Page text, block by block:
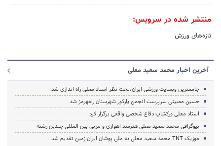
منتشر شده در سرویس:
تازه‌های ورزش
آخرین اخبار محمد سعید معلی
جامعترین وبسایت ورزشی ایران،تحت نظر استاد معلی راه اندازی شد
حسین ممبینی سرپرست انجمن پارکور شهرستان رامهرمز شد
استاد معلی ورکشاپ دفاع شخصی واقعی برگزار کرد
بیوگرافی محمد سعید معلی هنرمند اهوازی و مربی بین المللی چندین رشته
موزیک TNT محمد سعید معلی به ملی پوشان ایران زمین تقدیم شد